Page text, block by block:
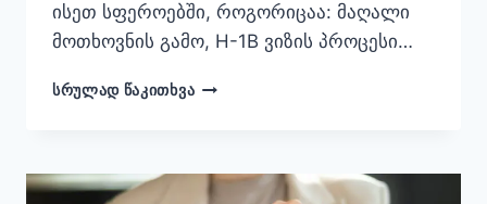
ისეთ სფეროებში, როგორიცაა: მაღალი
მოთხოვნის გამო, H-1B ვიზის პროცესი…
ᲡᲠᲣᲚᲐᲓ ᲬᲐᲙᲘᲗᲮᲕᲐ
REQUIREMENTS,
LOTTERY,